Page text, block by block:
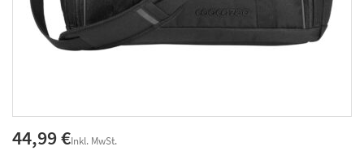
44,99 €Inkl. MwSt.